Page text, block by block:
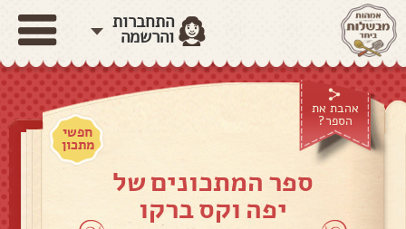
התחברות
והרשמה
אהבת את
הספר?
חפשי
מתכון
ספר המתכונים של
יפה וקס ברקו